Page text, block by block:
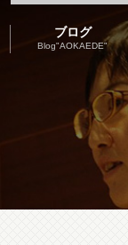
ブログ
Blog"AOKAEDE"